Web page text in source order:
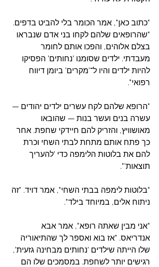
"כתוב כאן", אמר הכומר בלי להביט בדפים.
"שהרופאים שלהם לקחו בני אדם שנבראו
בצלם אלוהים, והפכו אותם לחומר
מעבדתי. ילדים שסומנו 'נחותים' הפסיקו
להיות ילדים והיו ל־'מקרים' ביומן דיווח
רפואי".
"הרופא שלהם לקח עשרים ילדים יהודים —
עשרה בנים ועשר בנות — שהובאו
מאושוויץ, והזריק להם חיידקי שחפת. אחר
כך פתח אותם מתחת לבתי השחי וכרת
להם את בלוטות הלימפה כדי 'להעריך
תוצאות'".
"בלוטות לימפה בבתי השחי", אמר דויד. "זה
ניתוח אלים, במיוחד בילד".
"אני מבין שאתה רופא", אמר אבא
אנדריאס. "אז בוא ואספר לך שהתיאוריה
שלו הייתה שילדים 'נחותים מבחינה גזעית',
רגישים יותר לשחפת. במסמכים שלו הם